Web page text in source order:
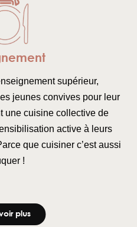
supérieur,
jeunes convives pour leur
une cuisine collective de
active à leurs
que cuisiner c’est aussi
!
plus